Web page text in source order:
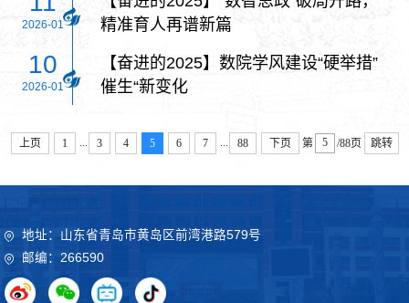
2026-01
精准育人再谱新篇
10
2026-01
【奋进的2025】数院学风建设“硬举措”
催生“新变化
上页 1 3 4 5 6 7 88 下页 第 /88页 跳转
地址：山东省青岛市黄岛区前湾港路579号
邮编：266590